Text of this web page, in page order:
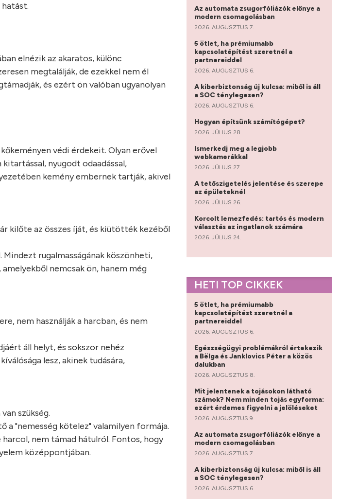
elnézik az akaratos, különc
megtalálják, de ezekkel nem él
és ezért ön valóban ugyanolyan
védi érdekeit. Olyan erővel
nyugodt odaadással,
kemény embernek tartják, akivel
kilőte az összes íját, és kiütötték kezéből
rugalmasságának köszönheti,
nemcsak ön, hanem még
nem használják a harcban, és nem
áll helyt, és sokszor nehéz
lesz, akinek tudására,
szükség.
a "nemesség kötelez" valamilyen formája.
nem támad hátulról. Fontos, hogy
középpontjában.
Az automata zsugorfóliázók előnye a
modern csomagolásban
2026. AUGUSZTUS 7.
5 ötlet, ha prémiumabb
kapcsolatépítést szeretnél a
partnereiddel
2026. AUGUSZTUS 6.
A kiberbiztonság új kulcsa: miből is áll
a SOC ténylegesen?
2026. AUGUSZTUS 6.
Hogyan építsünk számítógépet?
2026. JÚLIUS 28.
Ismerkedj meg a legjobb
webkamerákkal
2026. JÚLIUS 27.
A tetőszigetelés jelentése és szerepe
az épületeknél
2026. JÚLIUS 26.
Korcolt lemezfedés: tartós és modern
választás az ingatlanok számára
2026. JÚLIUS 24.
HETI TOP CIKKEK
5 ötlet, ha prémiumabb
kapcsolatépítést szeretnél a
partnereiddel
2026. AUGUSZTUS 6.
Egészségügyi problémákról értekezik
a Bëlga és Janklovics Péter a közös
dalukban
2026. AUGUSZTUS 8.
Mit jelentenek a tojásokon látható
számok? Nem minden tojás egyforma:
ezért érdemes figyelni a jelöléseket
2026. AUGUSZTUS 9.
Az automata zsugorfóliázók előnye a
modern csomagolásban
2026. AUGUSZTUS 7.
A kiberbiztonság új kulcsa: miből is áll
a SOC ténylegesen?
2026. AUGUSZTUS 6.